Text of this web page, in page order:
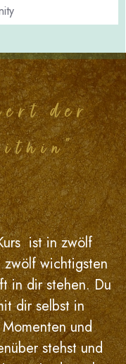
der
ist in zwölf
wichtigsten
in dir stehen. Du
dir selbst in
und
stehst und